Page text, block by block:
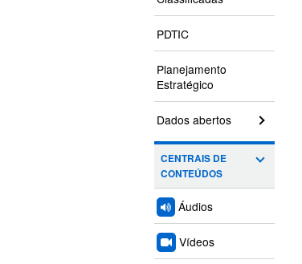
PDTIC
Planejamento
Estratégico
Dados abertos
CENTRAIS DE
CONTEÚDOS
Áudios
Vídeos